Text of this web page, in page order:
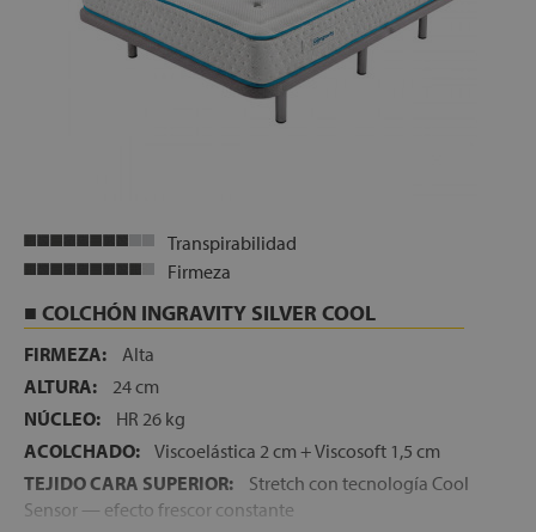
Transpirabilidad
Firmeza
COLCHÓN INGRAVITY SILVER COOL
FIRMEZA:
Alta
ALTURA:
24 cm
NÚCLEO:
HR 26 kg
ACOLCHADO: Viscoelástica 2 cm + Viscosoft 1,5 cm
TEJIDO CARA SUPERIOR:
Stretch con tecnología Cool
Sensor — efecto frescor constante